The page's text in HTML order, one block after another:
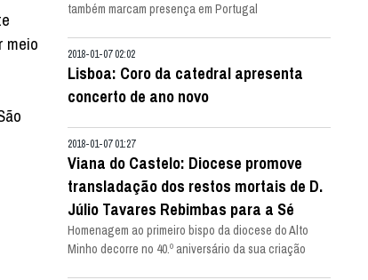
meio
também marcam presença em Portugal
2018-01-07 02:02
Lisboa: Coro da catedral apresenta
concerto de ano novo
2018-01-07 01:27
Viana do Castelo: Diocese promove
transladação dos restos mortais de D.
Júlio Tavares Rebimbas para a Sé
Homenagem ao primeiro bispo da diocese do Alto
Minho decorre no 40.º aniversário da sua criação